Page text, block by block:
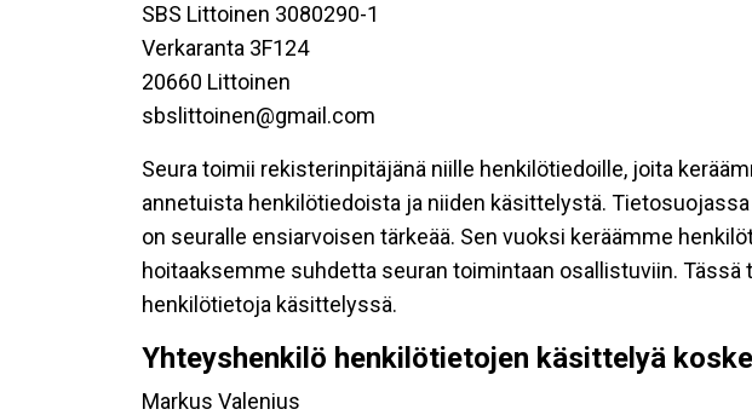
SBS Littoinen 3080290-1
Verkaranta 3F124
20660 Littoinen
sbslittoinen@gmail.com
Seura toimii rekisterinpitäjänä niille henkilötiedoille, joita
annetuista henkilötiedoista ja niiden käsittelystä.
on seuralle ensiarvoisen tärkeää. Sen vuoksi keräämme
hoitaaksemme suhdetta seuran toimintaan osallistuviin.
henkilötietoja käsittelyssä.
Yhteyshenkilö henkilötietojen käsittelyä
Markus Valenius